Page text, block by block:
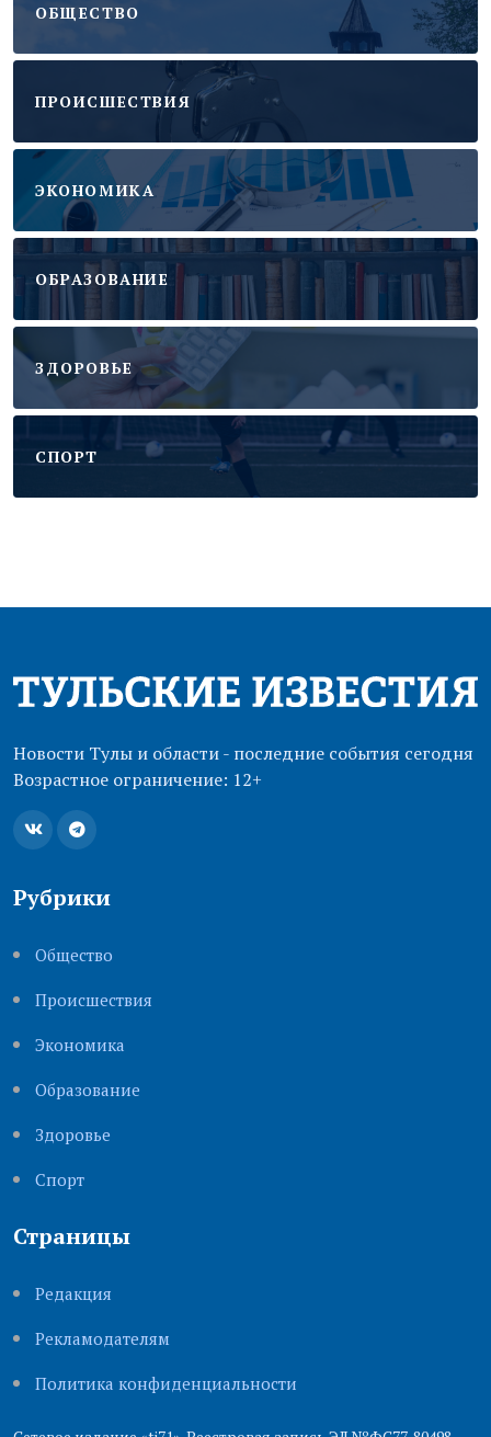
ОБЩЕСТВО
ПРОИСШЕСТВИЯ
ЭКОНОМИКА
ОБРАЗОВАНИЕ
ЗДОРОВЬЕ
CПОРТ
Новости Тулы и области - последние события сегодня
Возрастное ограничение: 12+
Рубрики
Общество
Происшествия
Экономика
Образование
Здоровье
Cпорт
Страницы
Редакция
Рекламодателям
Политика конфиденциальности